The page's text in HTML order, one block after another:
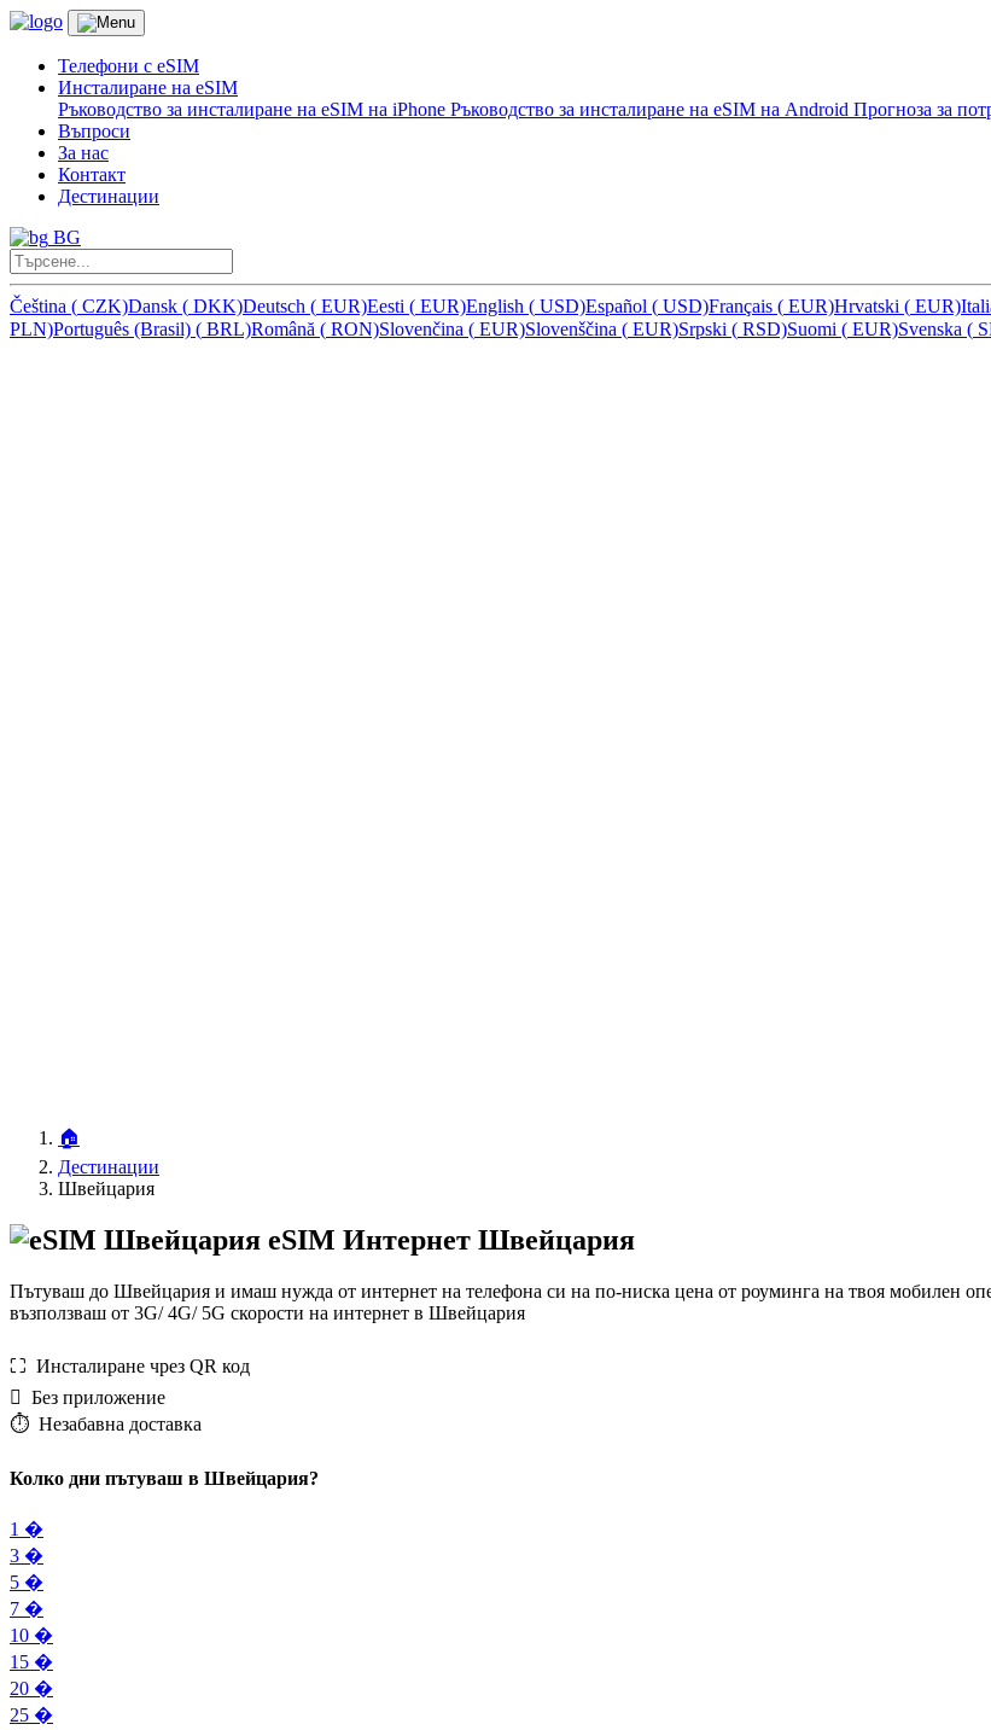
Телефони с eSIM
Инсталиране на eSIM
Ръководство за инсталиране на eSIM на iPhone Ръководство за инсталиране на eSIM на Android Прогноза за
Въпроси
За нас
Контакт
Дестинации
BG
Čeština ( CZK)Dansk ( DKK)Deutsch ( EUR)Eesti ( EUR)English ( USD)Español ( USD)Français ( EUR)Hrvatski ( EUR)
PLN)Português (Brasil) ( BRL)Română ( RON)Slovenčina ( EUR)Slovenščina ( EUR)Srpski ( RSD)Suomi ( EUR)Svenska (
🏠
Дестинации
Швейцария
eSIM Интернет Швейцария
Пътуваш до Швейцария и имаш нужда от интернет на телефона си на по-ниска цена от роуминга на твоя мобилен
възползваш от 3G/ 4G/ 5G скорости на интернет в Швейцария
⛶️️ Инсталиране чрез QR код
️ Без приложение
⏱️️ Незабавна доставка
Колко дни пътуваш в Швейцария?
1 �
3 �
5 �
7 �
10 �
15 �
20 �
25 �